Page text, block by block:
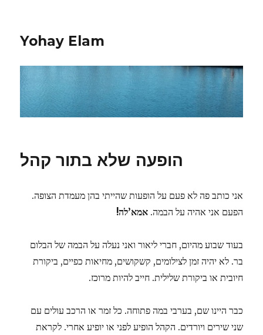
Yohay Elam
הופעה שלא בתור קהל
אני כותב פה לא פעם על הופעות שהייתי בהן מעמדת הצופה.
הפעם אני אהיה על הבמה.אמא’לה!
בעוד שבוע מהיום, חברי ליאור ואני נעלה על הבמה של הבלום
בר. לא יהיה זמן לצילומים, קשקושים, מחיאות כפיים, ביקורת
חיובית או ביקורת שלילית. חייב להיות מרוכז.
כבר היינו שם, בערבי במה פתוחה. כל זמר או הרכב עולים עם
שני שירים ויורדים. הקהל הופיע לפני או יופיע אחרי. לקראת